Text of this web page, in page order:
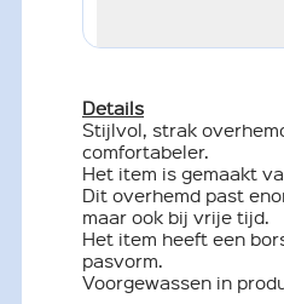
Details
Stijlvol, strak
comfortabeler.
Het item is gemaakt
Dit overhemd past
maar ook bij vrije tijd.
Het item heeft een
pasvorm.
Voorgewassen in